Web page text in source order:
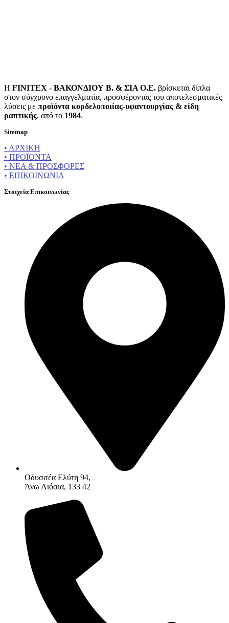
Η FINITEX - ΒΑΚΟΝΔΙΟΥ Β. & ΣΙΑ Ο.Ε. βρίσκεται δίπλα
στον σύγχρονο επαγγελματία, προσφέροντάς του αποτελεσματικές
λύσεις με προϊόντα κορδελοποιίας-υφαντουργίας & είδη
ραπτικής, από το 1984.
Sitemap
• ΑΡΧΙΚΗ
• ΠΡΟΪΟΝΤΑ
• ΝΕΑ & ΠΡΟΣΦΟΡΕΣ
• ΕΠΙΚΟΙΝΩΝΙΑ
Στοιχεία Επικοινωνίας
Οδυσσέα Ελύτη 94,
Άνω Λιόσια, 133 42